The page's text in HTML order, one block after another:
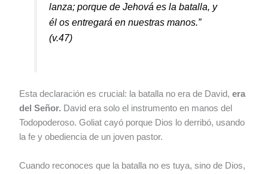
lanza; porque de Jehová es la batalla, y
él os entregará en nuestras manos.”
(v.47)
Esta declaración es crucial: la batalla no era de David,era
del Señor. David era solo el instrumento en manos del
Todopoderoso. Goliat cayó porque Dios lo derribó, usando
la fe y obediencia de un joven pastor.
Cuando reconoces que la batalla no es tuya, sino de Dios,